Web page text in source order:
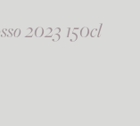
2023 150cl